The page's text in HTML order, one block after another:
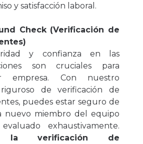
y satisfacción laboral.
Check (Verificación de
y confianza en las
son cruciales para
empresa. Con nuestro
de verificación de
puedes estar seguro de
nuevo miembro del equipo
exhaustivamente.
la verificación de